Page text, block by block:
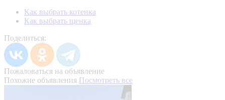
Как выбрать котенка
Как выбрать щенка
Поделиться:
Пожаловаться на объявление
Похожие объявления Посмотреть все